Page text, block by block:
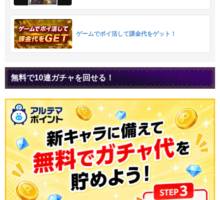
ゲームでポイ活して課金代をゲット！
無料で10連ガチャを回せる！